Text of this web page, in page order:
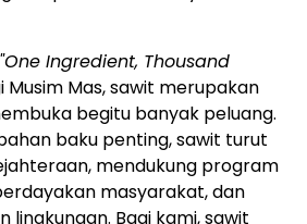
"One Ingredient, Thousand
Musim Mas, sawit merupakan
begitu banyak peluang.
baku penting, sawit turut
mendukung program
masyarakat, dan
lingkungan. Bagi kami, sawit